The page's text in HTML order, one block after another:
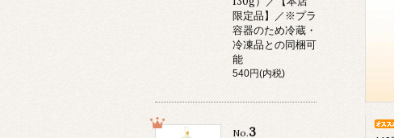
限定品】／※プラ
容器のため冷蔵・
冷凍品との同梱可
能
540円(内税)
No.3